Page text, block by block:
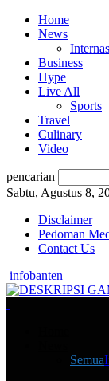
Home
News
Business
Hype
Live All
Sports
Travel
Culinary
Video
pencarian
Sabtu, Agustus 8,
Disclaimer
Pedoman
Contact Us
infobanten
Semua